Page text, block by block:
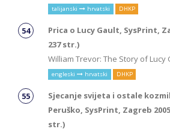
talijanski hrvatski DHKP
Prica o Lucy Gault, SysPrint,
237 str.)
William Trevor: The Story of Lucy
engleski hrvatski DHKP
Sjecanje svijeta i ostale
Peruško, SysPrint, Zagreb
str.)